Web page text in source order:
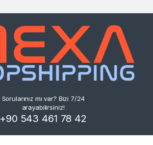
Sorularınız mı var? Bizi 7/24
arayabilirsiniz!
+90 543 461 78 42